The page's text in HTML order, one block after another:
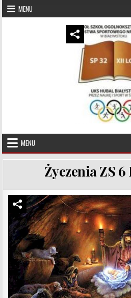
Skip to content
MENU
UKS Hubal Białystok
MENU
Życzenia ZS 6